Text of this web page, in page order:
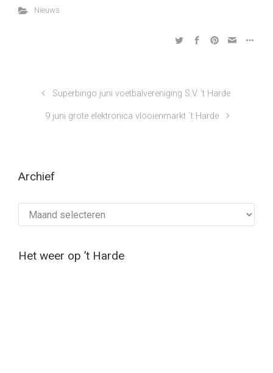
Nieuws
Superbingo juni voetbalvereniging S.V. ’t Harde
9 juni grote elektronica vlooienmarkt `t Harde
Archief
Het weer op ’t Harde